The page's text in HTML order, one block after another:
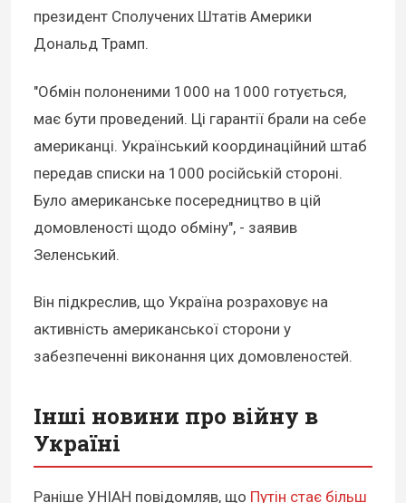
президент Сполучених Штатів Америки
Дональд Трамп.
"Обмін полоненими 1000 на 1000 готується,
має бути проведений. Ці гарантії брали на себе
американці. Український координаційний штаб
передав списки на 1000 російській стороні.
Було американське посередництво в цій
домовленості щодо обміну", - заявив
Зеленський.
Він підкреслив, що Україна розраховує на
активність американської сторони у
забезпеченні виконання цих домовленостей.
Інші новини про війну в
Україні
Раніше УНІАН повідомляв, що Путін стає більш